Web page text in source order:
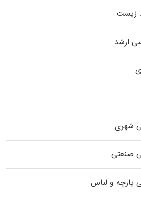
زیست
ارشد
شهری
صنعتی
پارچه و لباس